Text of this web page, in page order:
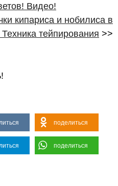
Видео!
кипариса и нобилиса в
Техника тейпирования >>
поделиться
поделиться